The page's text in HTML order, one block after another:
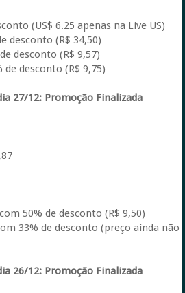
(US$ 6.25 apenas na Live US)
desconto (R$ 34,50)
desconto (R$ 9,57)
desconto (R$ 9,75)
27/12: Promoção Finalizada
50% de desconto (R$ 9,50)
33% de desconto (preço ainda não
26/12: Promoção Finalizada